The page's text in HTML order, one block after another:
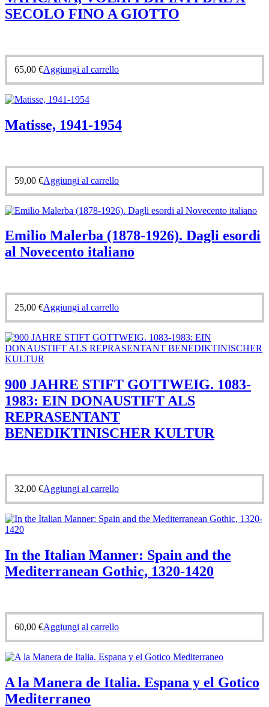
SECOLO FINO A GIOTTO
65,00 €Aggiungi al carrello
Matisse, 1941-1954
59,00 €Aggiungi al carrello
Emilio Malerba (1878-1926). Dagli esordi
al Novecento italiano
25,00 €Aggiungi al carrello
900 JAHRE STIFT GOTTWEIG. 1083-
1983: EIN DONAUSTIFT ALS
REPRASENTANT
BENEDIKTINISCHER KULTUR
32,00 €Aggiungi al carrello
In the Italian Manner: Spain and the
Mediterranean Gothic, 1320-1420
60,00 €Aggiungi al carrello
A la Manera de Italia. Espana y el Gotico
Mediterraneo